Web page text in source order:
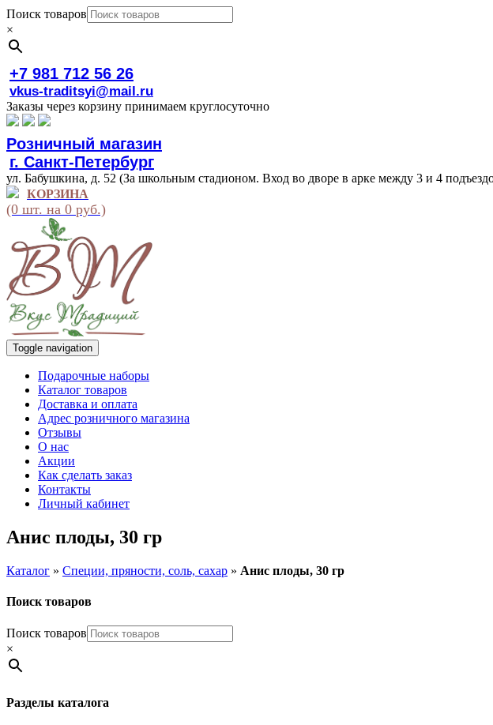
Поиск товаров
×
+7 981 712 56 26
vkus-traditsyi@mail.ru
Заказы через корзину принимаем круглосуточно
Розничный магазин
г. Санкт-Петербург
ул. Бабушкина, д. 52 (За школьным стадионом. Вход во дворе в арке между 3 и 4
КОРЗИНА
(0 шт. на 0 руб.)
Toggle navigation
Подарочные наборы
Каталог товаров
Доставка и оплата
Адрес розничного магазина
Отзывы
О нас
Акции
Как сделать заказ
Контакты
Личный кабинет
Анис плоды, 30 гр
Каталог » Специи, пряности, соль, сахар » Анис плоды, 30 гр
Поиск товаров
Поиск товаров
×
Разделы каталога